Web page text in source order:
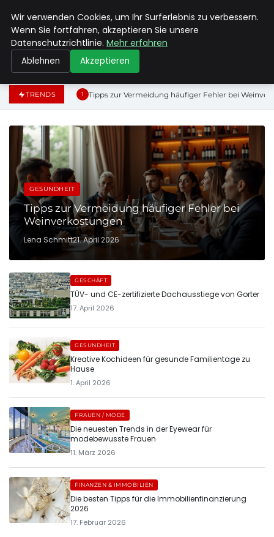
MAX NEUKIRCHNER
TRENDS 1 Tipps zur Vermeidung häufiger Fehler bei
GESUNDHEIT
Tipps zur Vermeidung häufiger Fehler bei
Weinverkostungen
Lena Schmitt21. April 2026
GESCHÄFT
TÜV- und CE-zertifizierte Dachausstiege von Gorter
17. April 2026
GESUNDHEIT
Kreative Kochideen für gesunde Familientage zu
Hause
1. April 2026
FRAUEN / MODE
Die neuesten Trends in der Eyewear für
modebewusste Frauen
11. März 2026
FINANZEN & IMMOBILIEN
Die besten Tipps für die Immobilienfinanzierung
2026
17. Februar 2026
Wir verwenden Cookies, um Ihr Surferlebnis zu verbessern.
Wenn Sie fortfahren, akzeptieren Sie unsere
Datenschutzrichtlinie. Mehr erfahren
Ablehnen Akzeptieren